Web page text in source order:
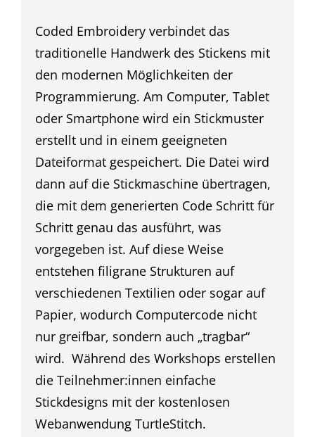
Coded Embroidery verbindet das
traditionelle Handwerk des Stickens mit
den modernen Möglichkeiten der
Programmierung. Am Computer, Tablet
oder Smartphone wird ein Stickmuster
erstellt und in einem geeigneten
Dateiformat gespeichert. Die Datei wird
dann auf die Stickmaschine übertragen,
die mit dem generierten Code Schritt für
Schritt genau das ausführt, was
vorgegeben ist. Auf diese Weise
entstehen filigrane Strukturen auf
verschiedenen Textilien oder sogar auf
Papier, wodurch Computercode nicht
nur greifbar, sondern auch „tragbar“
wird. Während des Workshops erstellen
die Teilnehmer:innen einfache
Stickdesigns mit der kostenlosen
Webanwendung TurtleStitch.